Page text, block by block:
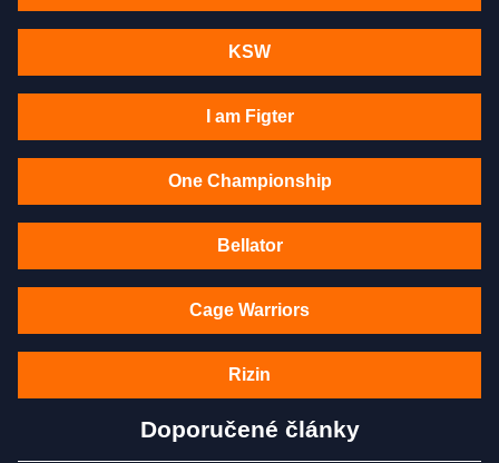
KSW
I am Figter
One Championship
Bellator
Cage Warriors
Rizin
Doporučené články